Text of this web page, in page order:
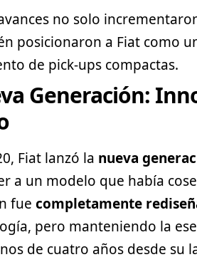
no solo
posicionaron a Fiat como
de pick-ups compactas.
Generación:
Fiat lanzó la nueva
a un modelo que había
fue completamente
pero manteniendo la
de cuatro años desde su